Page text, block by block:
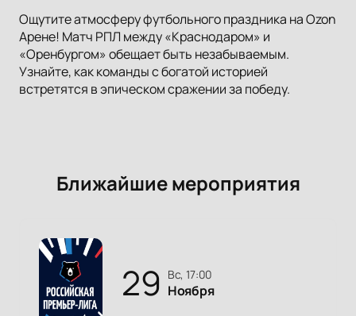
Ощутите атмосферу футбольного праздника на Ozon
Арене! Матч РПЛ между «Краснодаром» и
«Оренбургом» обещает быть незабываемым.
Узнайте, как команды с богатой историей
встретятся в эпическом сражении за победу.
Ближайшие мероприятия
29 вс, 17:00
Ноября